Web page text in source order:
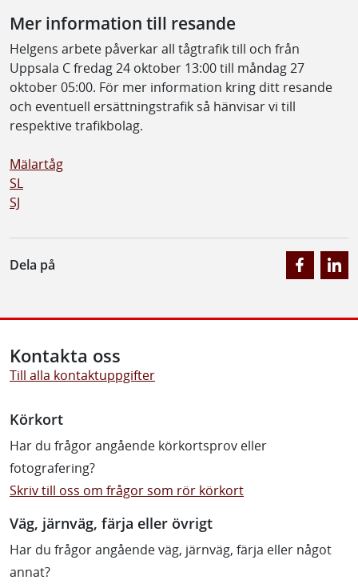
Mer information till resande
Helgens arbete påverkar all tågtrafik till och från
Uppsala C fredag 24 oktober 13:00 till måndag 27
oktober 05:00. För mer information kring ditt resande
och eventuell ersättningstrafik så hänvisar vi till
respektive trafikbolag.
Mälartåg
SL
SJ
Dela på
Kontakta oss
Till alla kontaktuppgifter
Körkort
Har du frågor angående körkortsprov eller
fotografering?
Skriv till oss om frågor som rör körkort
Väg, järnväg, färja eller övrigt
Har du frågor angående väg, järnväg, färja eller något
annat?